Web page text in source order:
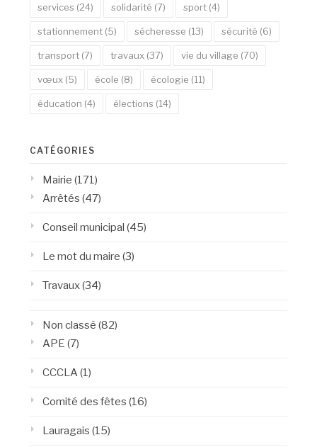
services (24) solidarité (7) sport (4)
stationnement (5) sécheresse (13) sécurité (6)
transport (7) travaux (37) vie du village (70)
vœux (5) école (8) écologie (11)
éducation (4) élections (14)
CATÉGORIES
Mairie (171)
Arrêtés (47)
Conseil municipal (45)
Le mot du maire (3)
Travaux(34)
Non classé (82)
APE (7)
CCCLA (1)
Comité des fêtes (16)
Lauragais (15)